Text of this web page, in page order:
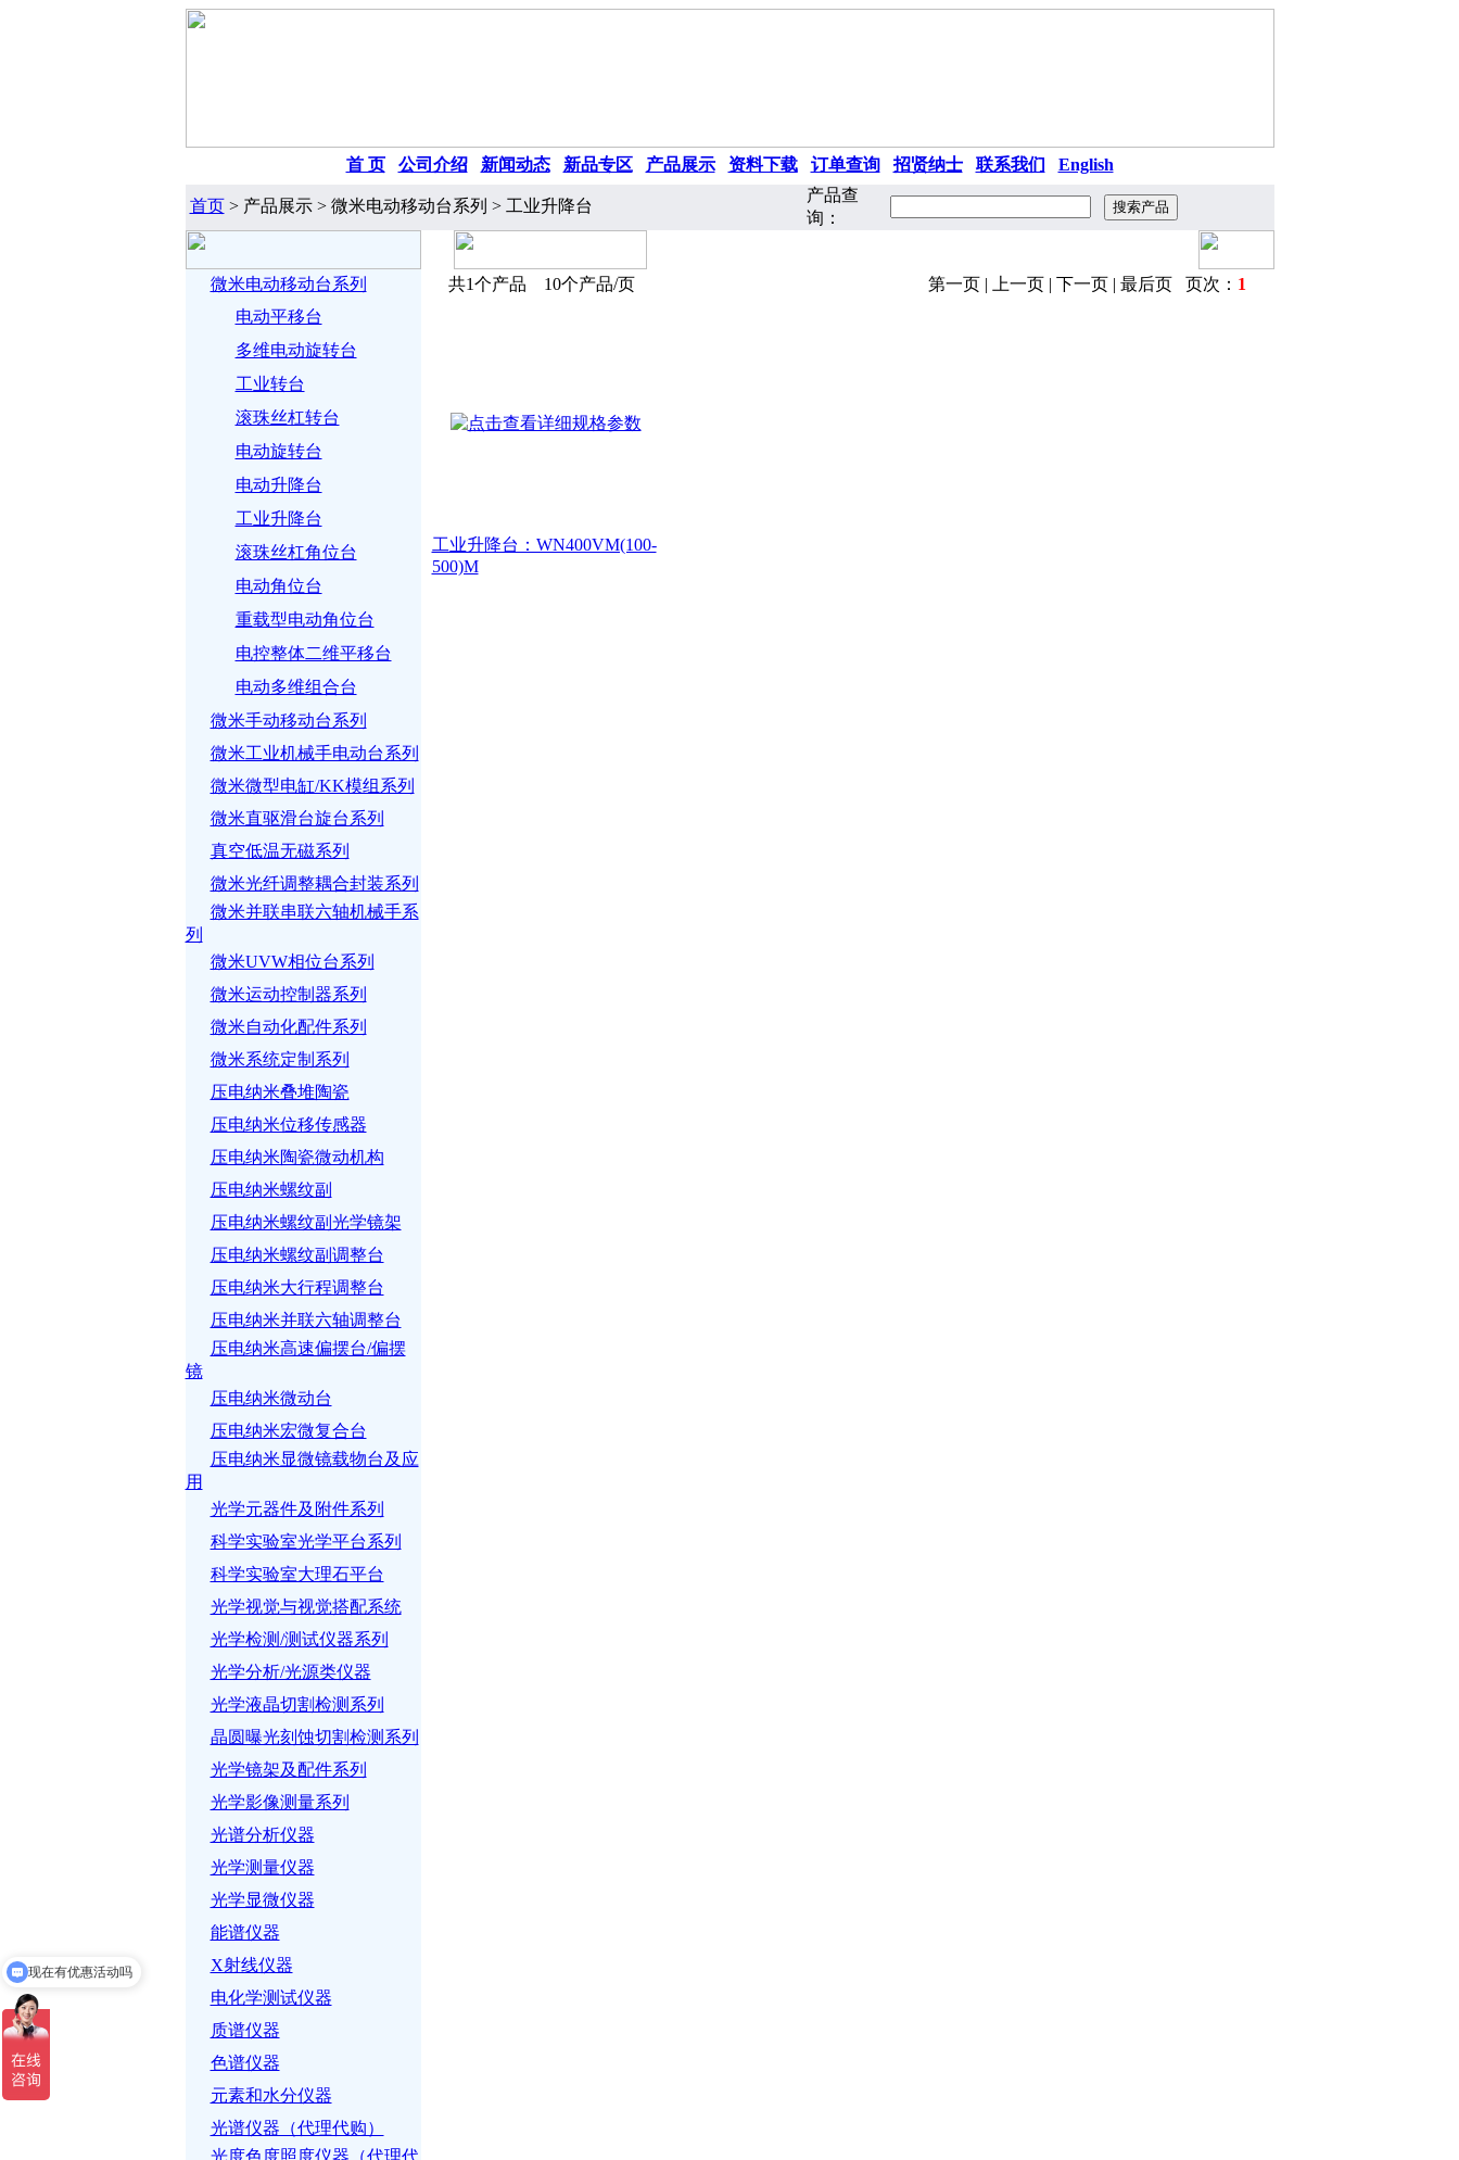
首 页| 公司介绍| 新闻动态| 新品专区| 产品展示| 资料下载| 订单查询| 招贤纳士| 联系我们 English
首页> 产品展示 > 微米电动移动台系列 > 工业升降台
产品查
询：
微米电动移动台系列
电动平移台
多维电动旋转台
工业转台
滚珠丝杠转台
电动旋转台
电动升降台
工业升降台
滚珠丝杠角位台
电动角位台
重载型电动角位台
电控整体二维平移台
电动多维组合台
微米手动移动台系列
微米工业机械手电动台系列
微米微型电缸/KK模组系列
微米直驱滑台旋台系列
真空低温无磁系列
微米光纤调整耦合封装系列
微米并联串联六轴机械手系
列
微米UVW相位台系列
微米运动控制器系列
微米自动化配件系列
微米系统定制系列
压电纳米叠堆陶瓷
压电纳米位移传感器
压电纳米陶瓷微动机构
压电纳米螺纹副
压电纳米螺纹副光学镜架
压电纳米螺纹副调整台
压电纳米大行程调整台
压电纳米并联六轴调整台
压电纳米高速偏摆台/偏摆
镜
压电纳米微动台
压电纳米宏微复合台
压电纳米显微镜载物台及应
用
光学元器件及附件系列
科学实验室光学平台系列
科学实验室大理石平台
光学视觉与视觉搭配系统
光学检测/测试仪器系列
光学分析/光源类仪器
光学液晶切割检测系列
晶圆曝光刻蚀切割检测系列
光学镜架及配件系列
光学影像测量系列
光谱分析仪器
光学测量仪器
光学显微仪器
能谱仪器
X射线仪器
电化学测试仪器
质谱仪器
色谱仪器
元素和水分仪器
光谱仪器（代理代购）
光度色度照度仪器（代理代
共1个产品 10个产品/页 第一页 | 上一页 | 下一页 | 最后页 页次： 1
工业升降台：WN400VM(100-
500)M
现在有优惠活动吗